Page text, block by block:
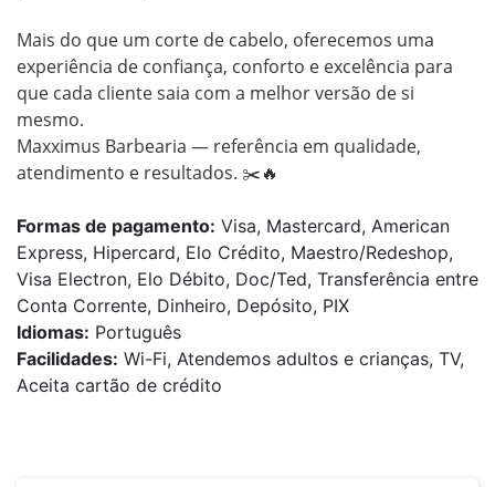
Mais do que um corte de cabelo, oferecemos uma
experiência de confiança, conforto e excelência para
que cada cliente saia com a melhor versão de si
mesmo.
Maxximus Barbearia — referência em qualidade,
atendimento e resultados. ✂️🔥
Formas de pagamento: Visa, Mastercard, American
Express, Hipercard, Elo Crédito, Maestro/Redeshop,
Visa Electron, Elo Débito, Doc/Ted, Transferência entre
Conta Corrente, Dinheiro, Depósito, PIX
Idiomas: Português
Facilidades: Wi-Fi, Atendemos adultos e crianças, TV,
Aceita cartão de crédito